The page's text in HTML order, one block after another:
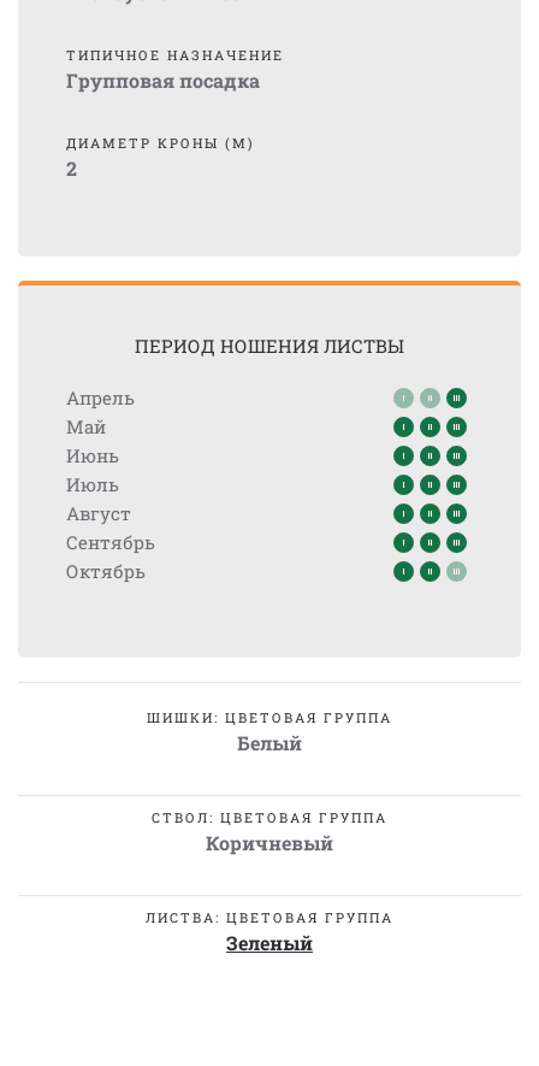
ТИПИЧНОЕ НАЗНАЧЕНИЕ
Групповая посадка
ДИАМЕТР КРОНЫ (М)
2
ПЕРИОД НОШЕНИЯ ЛИСТВЫ
Апрель
Май
Июнь
Июль
Август
Сентябрь
Октябрь
ШИШКИ: ЦВЕТОВАЯ ГРУППА
Белый
СТВОЛ: ЦВЕТОВАЯ ГРУППА
Коричневый
ЛИСТВА: ЦВЕТОВАЯ ГРУППА
Зеленый